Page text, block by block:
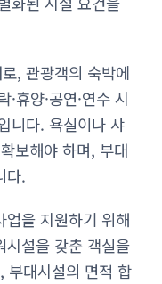
, 관광객의 숙박에
휴양·공연·연수 시
니다. 욕실이나 샤
보해야 하며, 부대
다.
업을 지원하기 위해
시설을 갖춘 객실을
부대시설의 면적 합